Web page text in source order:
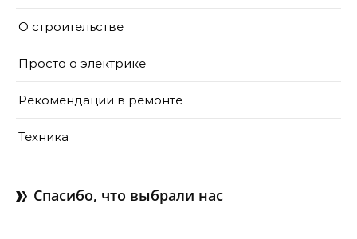
О строительстве
Просто о электрике
Рекомендации в ремонте
Техника
Спасибо, что выбрали нас